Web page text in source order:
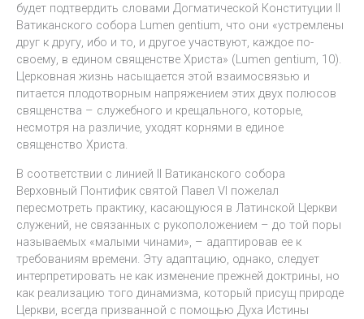
будет подтвердить словами Догматической Конституции II
Ватиканского собора Lumen gentium, что они «устремлены
друг к другу, ибо и то, и другое участвуют, каждое по-
своему, в едином священстве Христа» (Lumen gentium, 10).
Церковная жизнь насыщается этой взаимосвязью и
питается плодотворным напряжением этих двух полюсов
священства – служебного и крещального, которые,
несмотря на различие, уходят корнями в единое
священство Христа.
В соответствии с линией II Ватиканского собора
Верховный Понтифик святой Павел VI пожелал
пересмотреть практику, касающуюся в Латинской Церкви
служений, не связанных с рукоположением – до той поры
называемых «малыми чинами», – адаптировав ее к
требованиям времени. Эту адаптацию, однако, следует
интерпретировать не как изменение прежней доктрины, но
как реализацию того динамизма, который присущ природе
Церкви, всегда призванной с помощью Духа Истины